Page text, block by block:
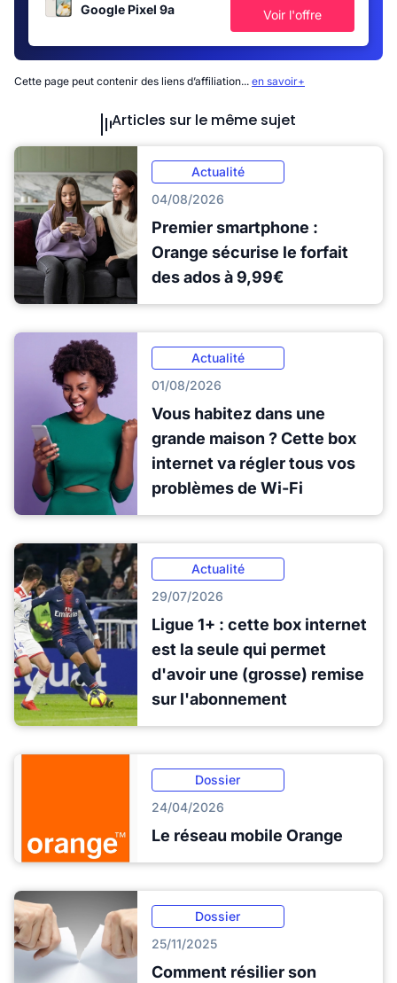
Google Pixel 9a Voir l'offre
Cette page peut contenir des liens d’affiliation... en savoir+
Articles sur le même sujet
Actualité
04/08/2026
Premier smartphone :
Orange sécurise le forfait
des ados à 9,99€
Actualité
01/08/2026
Vous habitez dans une
grande maison ? Cette box
internet va régler tous vos
problèmes de Wi-Fi
Actualité
29/07/2026
Ligue 1+ : cette box internet
est la seule qui permet
d'avoir une (grosse) remise
sur l'abonnement
Dossier
24/04/2026
Le réseau mobile Orange
Dossier
25/11/2025
Comment résilier son